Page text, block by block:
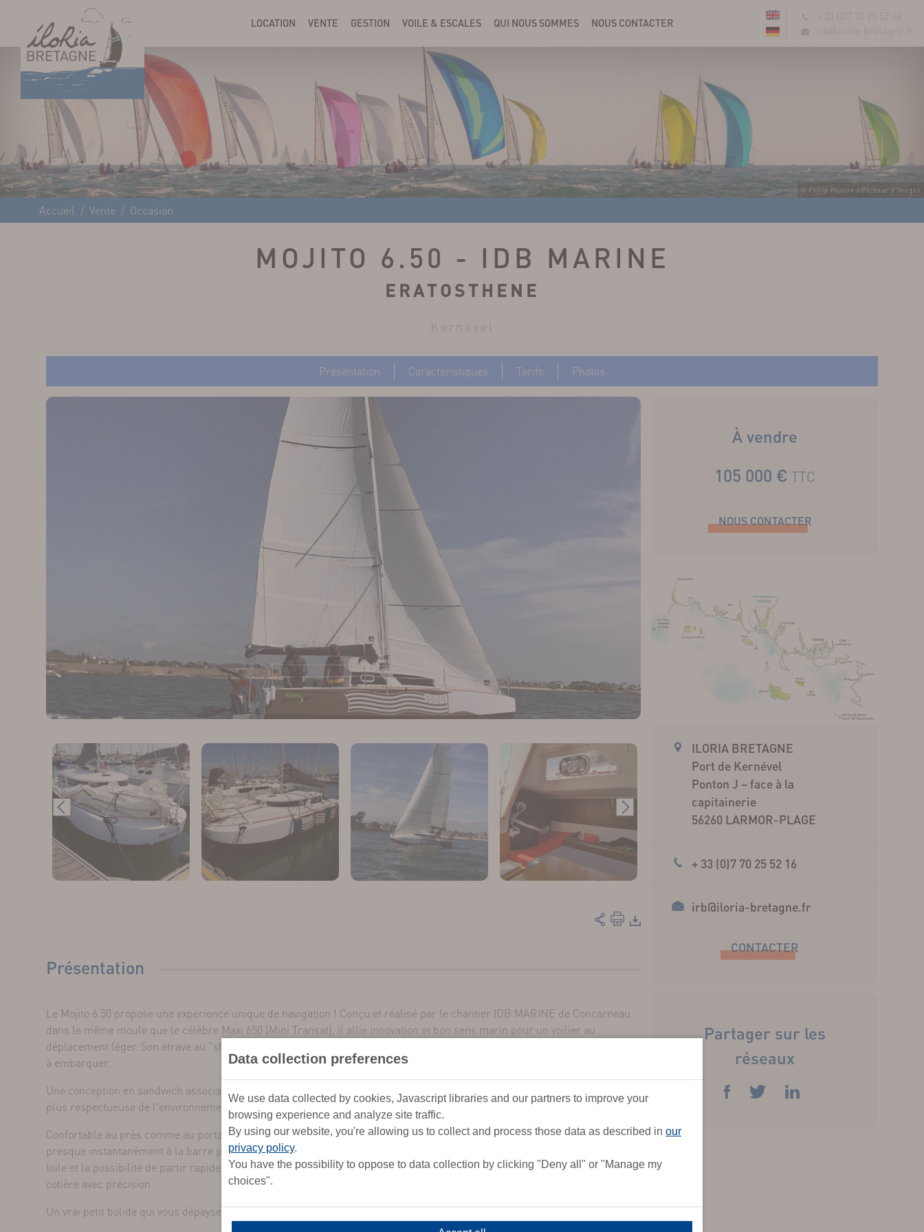
LOCATION VENTE GESTION VOILE & ESCALES QUI NOUS SOMMES NOUS CONTACTER
© Philip Plisson / Pêcheur d'Images
Accueil Vente Occasion
MOJITO 6.50 - IDB MARINE
ERATOSTHENE
Kernével
Présentation Caractéristiques Tarifs Photos
Présentation
Le Mojito 6.50 propose une experience unique de navigation ! Conçu et réalisé par le chantier IDB MARINE de Concarneau,
dans le même moule que le célèbre Maxi 650 (Mini Transat), il allie innovation et bon sens marin pour un voilier au
déplacement léger. Son étrave au "shape" arrondi et futuriste lui figure immédiatement un aspect sympatique vous invitant
à embarquer.
Une conception en sandwich associant fibre de lin et liège, des matériaux naturels pour une construction eco-responsable
plus respectueuse de l'environnement.
Confortable au près comme au portant, le point de pivot situé au niveau de la quille en fait un bateau réactif répondant
presque instantanément à la barre pour une maniabilité étonnante ! Sa carène très large donne une excellente raideur à la
toile et la possibilité de partir rapidement au planning. Vous pourrez ainsi pratiquer aussi bien la régate que la navigation
cotière avec précision.
Un vrai petit bolide qui vous dépaysera dès les premiers bords !
À vendre
105 000 € TTC
NOUS CONTACTER
ILORIA BRETAGNE
Port de Kernével
Ponton J – face à la
capitainerie
56260 LARMOR-PLAGE
+ 33 (0)7 70 25 52 16
irb@iloria-bretagne.fr
CONTACTER
Partager sur les
réseaux
Data collection preferences
We use data collected by cookies, Javascript libraries and our partners to improve your
browsing experience and analyze site traffic.
By using our website, you're allowing us to collect and process those data as described in our
privacy policy.
You have the possibility to oppose to data collection by clicking "Deny all" or "Manage my
choices".